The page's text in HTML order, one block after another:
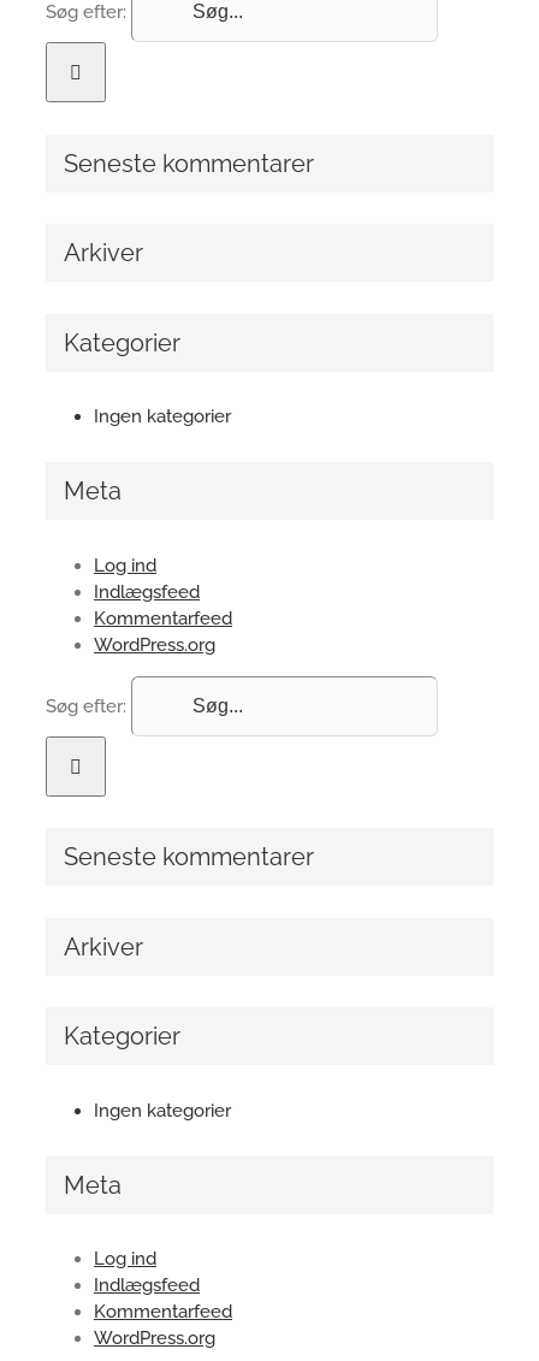
Søg efter:
Seneste kommentarer
Arkiver
Kategorier
Ingen kategorier
Meta
Log ind
Indlægsfeed
Kommentarfeed
WordPress.org
Søg efter:
Seneste kommentarer
Arkiver
Kategorier
Ingen kategorier
Meta
Log ind
Indlægsfeed
Kommentarfeed
WordPress.org